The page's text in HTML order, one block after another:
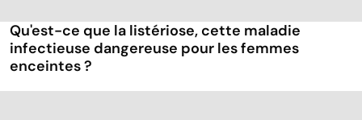
Qu'est-ce que la listériose, cette maladie
infectieuse dangereuse pour les femmes
enceintes ?